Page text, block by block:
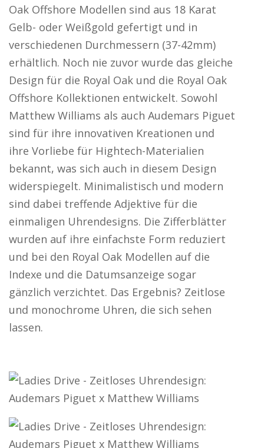
Oak Offshore Modellen sind aus 18 Karat
Gelb- oder Weißgold gefertigt und in
verschiedenen Durchmessern (37-42mm)
erhältlich. Noch nie zuvor wurde das gleiche
Design für die Royal Oak und die Royal Oak
Offshore Kollektionen entwickelt. Sowohl
Matthew Williams als auch Audemars Piguet
sind für ihre innovativen Kreationen und
ihre Vorliebe für Hightech-Materialien
bekannt, was sich auch in diesem Design
widerspiegelt. Minimalistisch und modern
sind dabei treffende Adjektive für die
einmaligen Uhrendesigns. Die Zifferblätter
wurden auf ihre einfachste Form reduziert
und bei den Royal Oak Modellen auf die
Indexe und die Datumsanzeige sogar
gänzlich verzichtet. Das Ergebnis? Zeitlose
und monochrome Uhren, die sich sehen
lassen.